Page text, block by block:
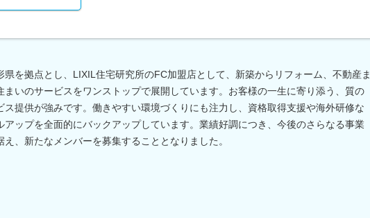
県を拠点とし、LIXIL住宅研究所のFC加盟店として、新築からリフォーム、不動産ま
まいのサービスをワンストップで展開しています。お客様の一生に寄り添う、質の
ス提供が強みです。働きやすい環境づくりにも注力し、資格取得支援や海外研修な
アップを全面的にバックアップしています。業績好調につき、今後のさらなる事業
え、新たなメンバーを募集することとなりました。